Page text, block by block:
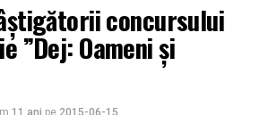
concursului
”Dej: Oameni și
11 ani pe 2015-06-15